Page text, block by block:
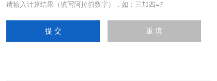
请输入计算结果（填写阿拉伯数字），如：三加四=7